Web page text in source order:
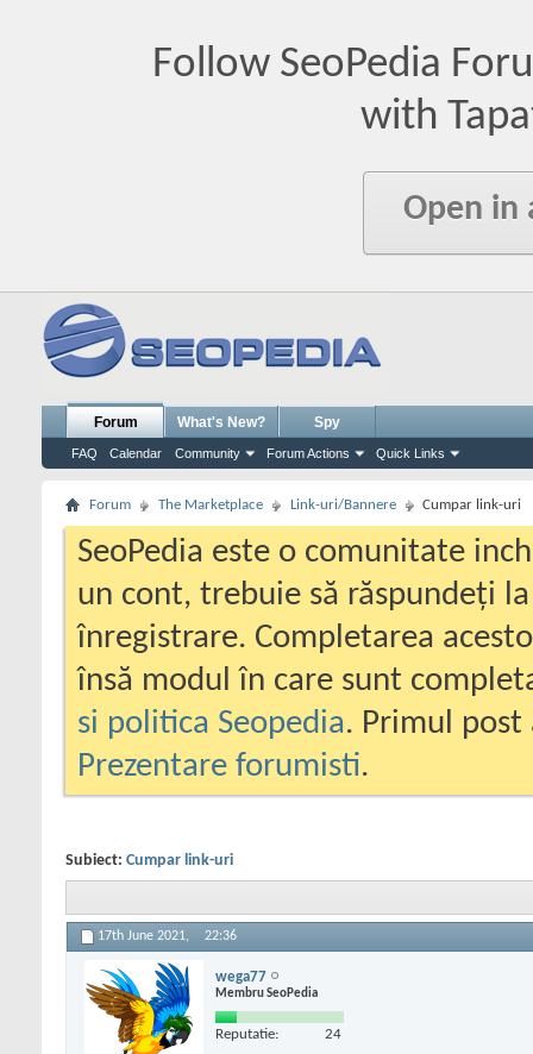
Follow SeoPedia
with
Open in
Forum
FAQ Calendar Community Forum Actions Quick Links
What's New? Spy
Forum The Marketplace Link-uri/Bannere Cumpar link-uri
SeoPedia este o comunitate
un cont, trebuie să răspundeți
înregistrare. Completarea
însă modul în care sunt
si politica Seopedia. Primul
Prezentare forumisti.
Subiect: Cumpar link-uri
17th June 2021, 22:36
wega77
Membru SeoPedia
Reputatie: 24